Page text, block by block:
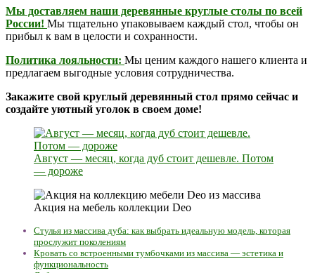
Мы доставляем наши деревянные круглые столы по всей
России! Мы тщательно упаковываем каждый стол, чтобы он
прибыл к вам в целости и сохранности.
Политика лояльности: Мы ценим каждого нашего клиента и
предлагаем выгодные условия сотрудничества.
Закажите свой круглый деревянный стол прямо сейчас и
создайте уютный уголок в своем доме!
Август — месяц, когда дуб стоит дешевле. Потом
— дороже
Акция на мебель коллекции Deo
Стулья из массива дуба: как выбрать идеальную модель, которая
прослужит поколениям
Кровать со встроенными тумбочками из массива — эстетика и
функциональность